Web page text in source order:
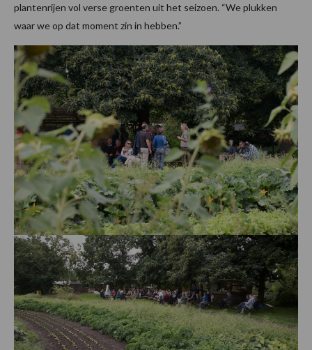
plantenrijen vol verse groenten uit het seizoen. “We plukken
waar we op dat moment zin in hebben.”